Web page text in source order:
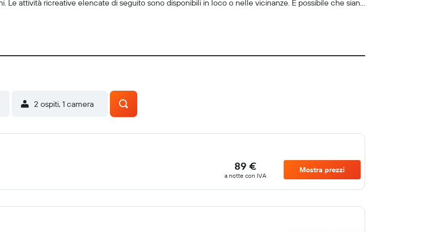
Le attività ricreative elencate di seguito sono disponibili in loco o nelle vicinanze. È possibile che siano
2 ospiti, 1 camera
89 €
a notte con IVA
Mostra prezzi